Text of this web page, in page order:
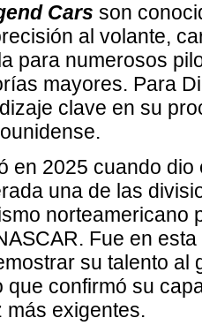
Cars son
al volante,
para numerosos
mayores. Para
clave en su
en 2025 cuando
una de las
norteamericano
Fue en
su talento al
que confirmó su
exigentes.